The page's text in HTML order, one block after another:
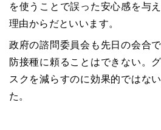
を使うことで誤った安心感を与
理由からだといいます。
政府の諮問委員会も先日の会合
防接種に頼ることはできない。
スクを減らすのに効果的ではな
た。